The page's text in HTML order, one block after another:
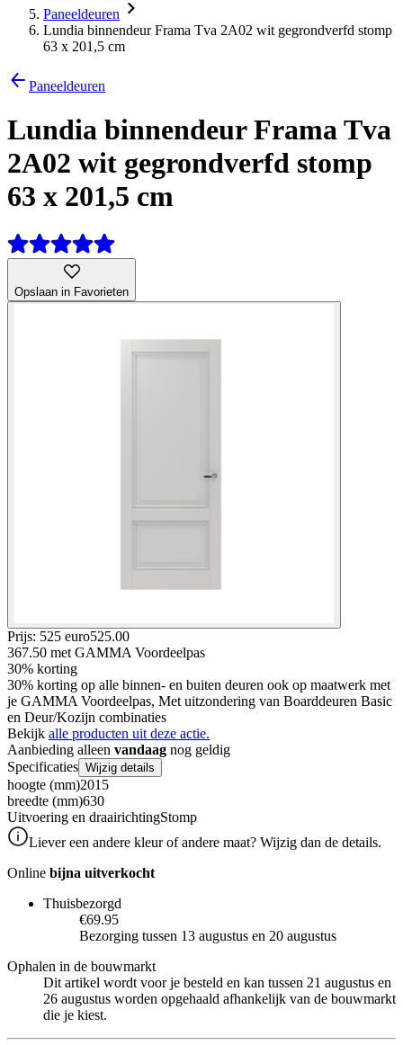
Paneeldeuren
Lundia binnendeur Frama Tva 2A02 wit gegrondverfd stomp
63 x 201,5 cm
Paneeldeuren
Lundia binnendeur Frama Tva
2A02 wit gegrondverfd stomp
63 x 201,5 cm
Opslaan in Favorieten
Prijs: 525 euro525.00
367.50 met GAMMA Voordeelpas
30% korting
30% korting op alle binnen- en buiten deuren ook op maatwerk met
je GAMMA Voordeelpas, Met uitzondering van Boarddeuren Basic
en Deur/Kozijn combinaties
Bekijk alle producten uit deze actie.
Aanbieding alleen vandaag nog geldig
Specificaties Wijzig details
hoogte (mm)2015
breedte (mm)630
Uitvoering en draairichtingStomp
Liever een andere kleur of andere maat? Wijzig dan de details.
Online bijna uitverkocht
Thuisbezorgd
€69.95
Bezorging tussen 13 augustus en 20 augustus
Ophalen in de bouwmarkt
Dit artikel wordt voor je besteld en kan tussen 21 augustus en
26 augustus worden opgehaald afhankelijk van de bouwmarkt
die je kiest.